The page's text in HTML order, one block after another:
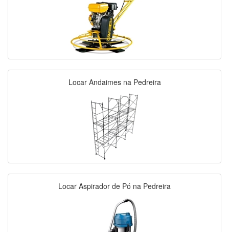
Locar Andaimes na Pedreira
Locar Aspirador de Pó na Pedreira